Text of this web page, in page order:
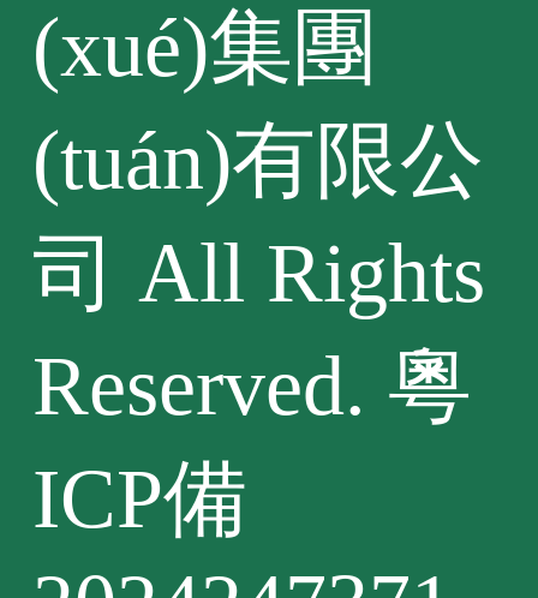
(xué)集團
(tuán)有限公
司 All Rights
Reserved. 粵
ICP備